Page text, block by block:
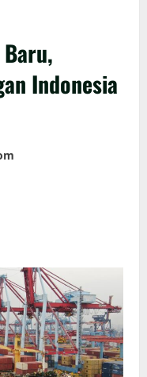
Indonesia